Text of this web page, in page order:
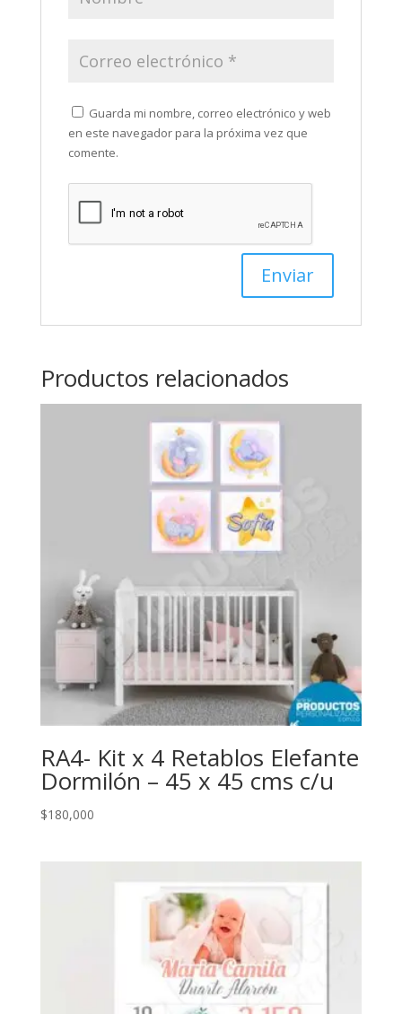
Guarda mi nombre, correo electrónico y web
en este navegador para la próxima vez que
comente.
Productos relacionados
RA4- Kit x 4 Retablos Elefante
Dormilón – 45 x 45 cms c/u
$180,000